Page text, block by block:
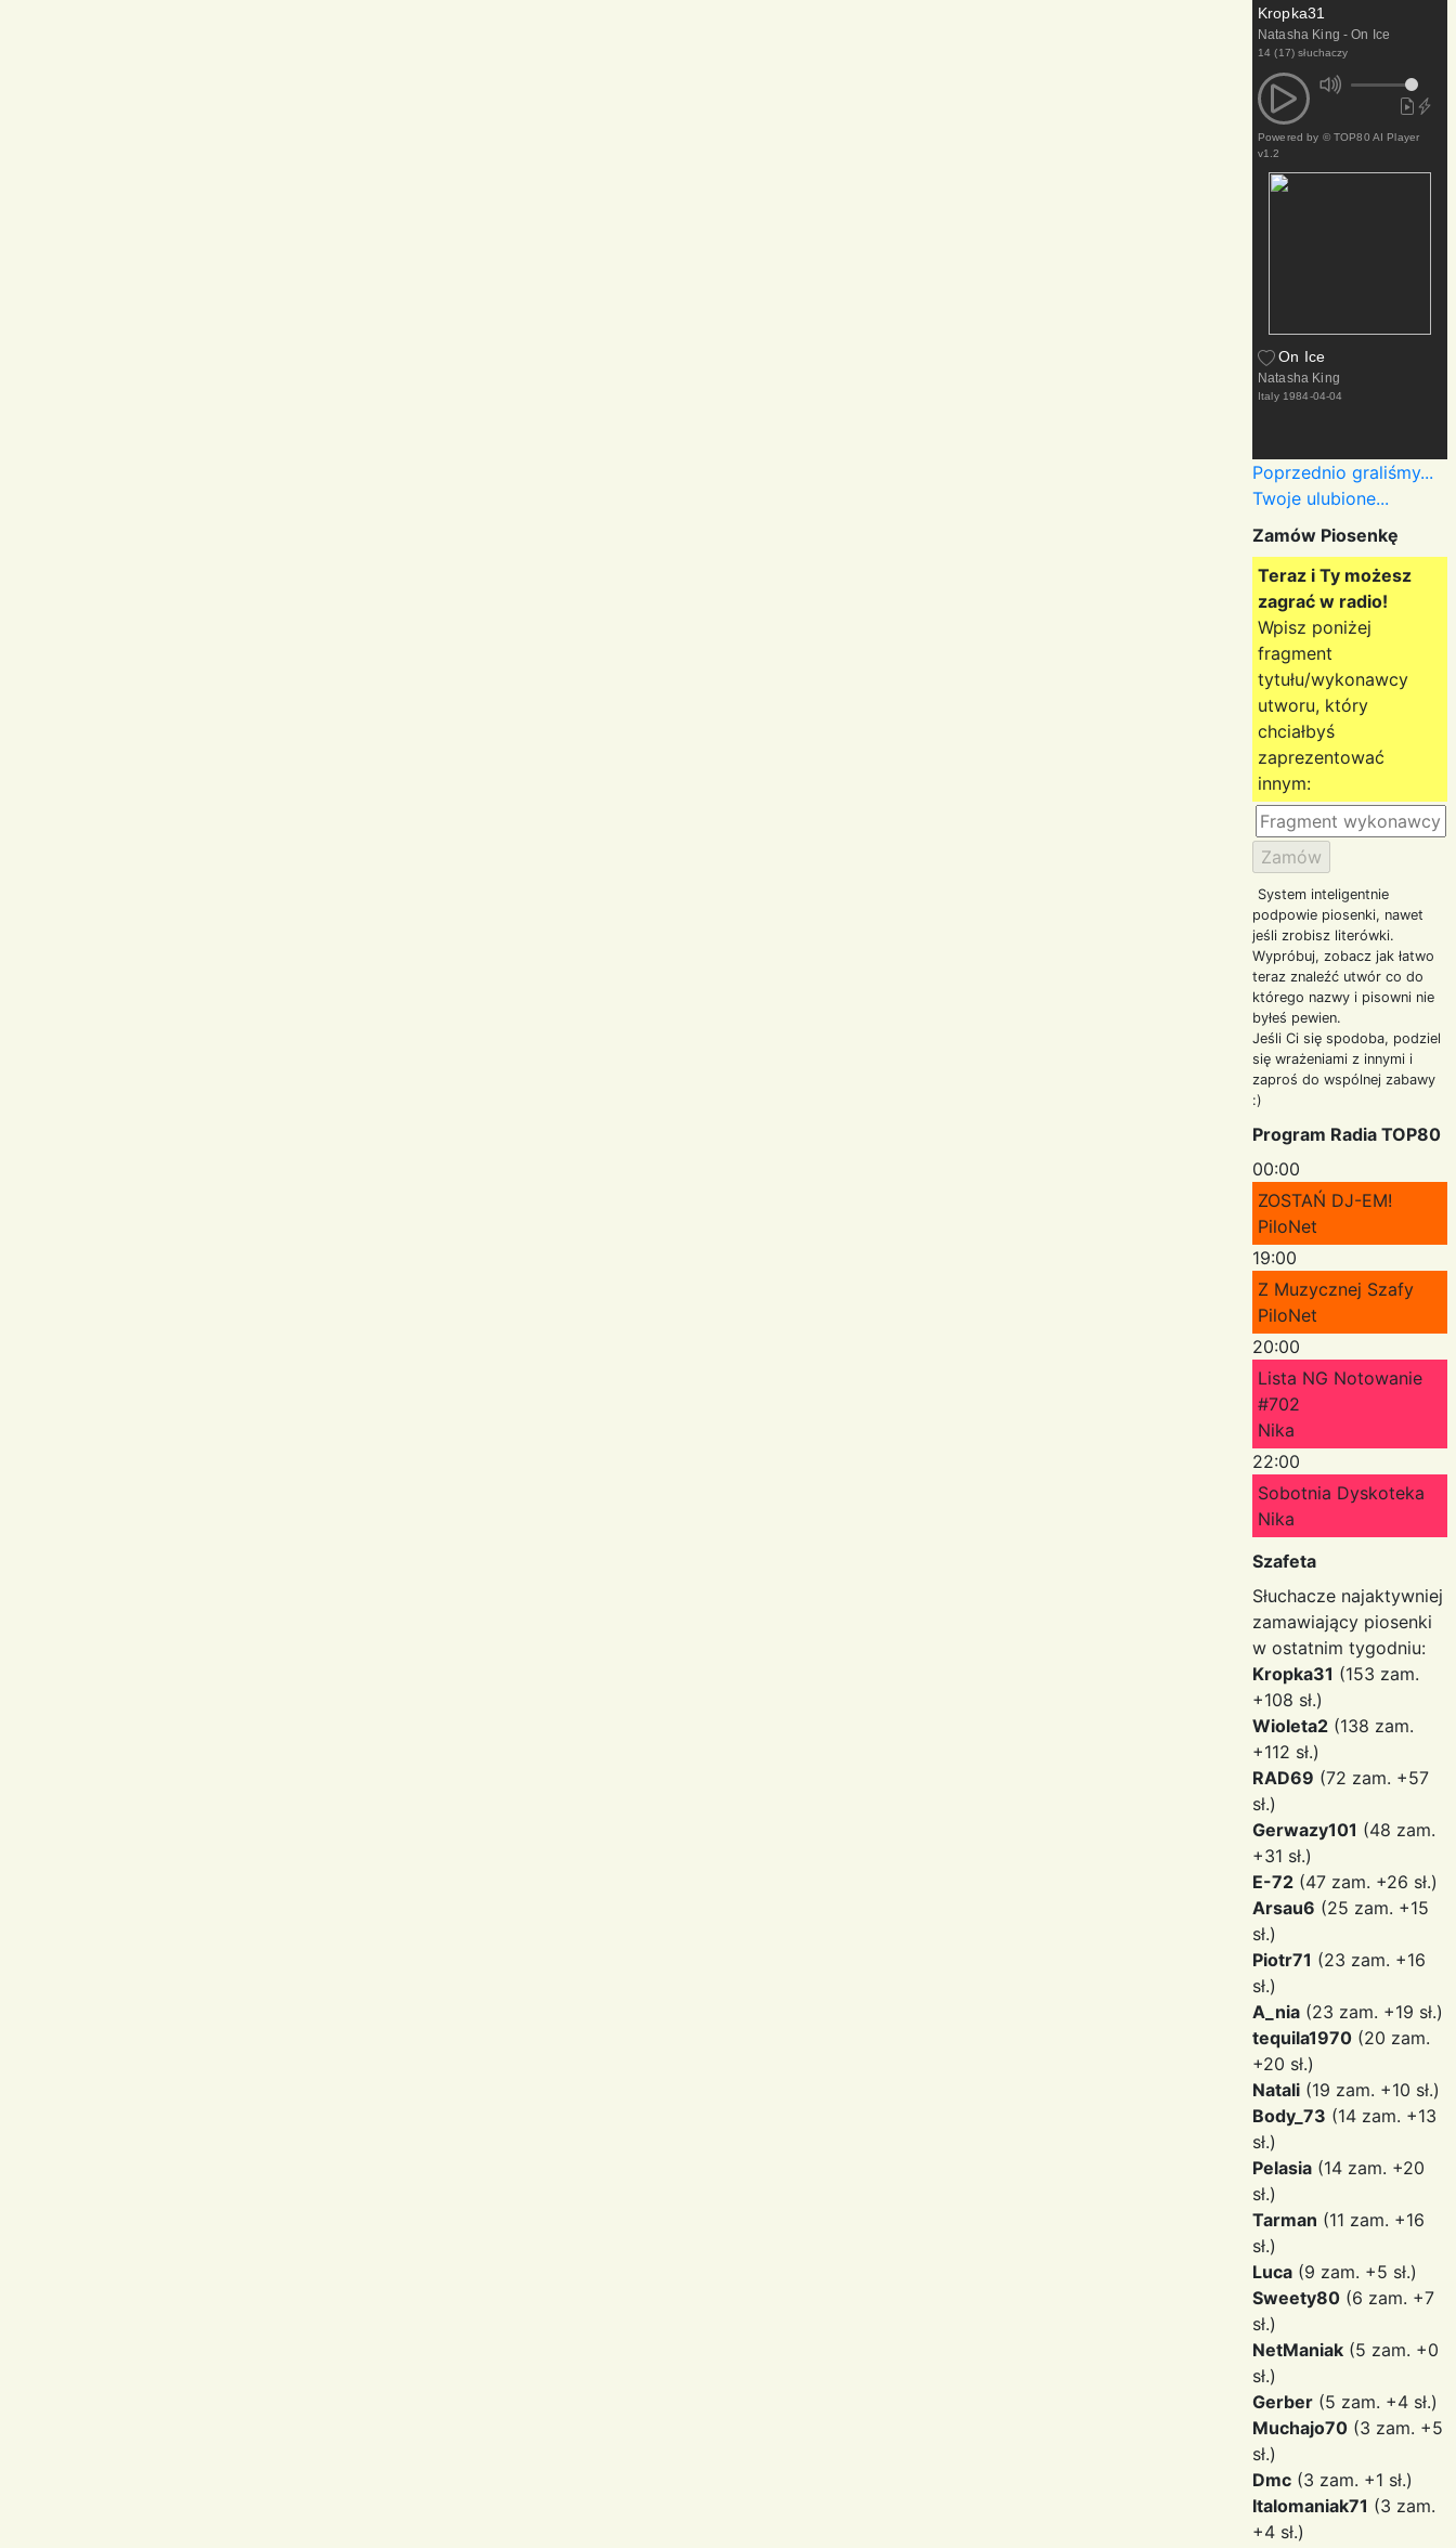
Kropka31
Natasha King - On Ice
14 (17) słuchaczy
Powered by © TOP80 AI Player
v1.2
On Ice
Natasha King
Italy 1984-04-04
Poprzednio graliśmy...
Twoje ulubione...
Zamów Piosenkę
Teraz i Ty możesz
zagrać w radio!
Wpisz poniżej
fragment
tytułu/wykonawcy
utworu, który
chciałbyś
zaprezentować
innym:
System inteligentnie
podpowie piosenki, nawet
jeśli zrobisz literówki.
Wypróbuj, zobacz jak łatwo
teraz znaleźć utwór co do
którego nazwy i pisowni nie
byłeś pewien.
Jeśli Ci się spodoba, podziel
się wrażeniami z innymi i
zaproś do wspólnej zabawy
:)
Program Radia TOP80
00:00
ZOSTAŃ DJ-EM!
PiloNet
19:00
Z Muzycznej Szafy
PiloNet
20:00
Lista NG Notowanie
#702
Nika
22:00
Sobotnia Dyskoteka
Nika
Szafeta
Słuchacze najaktywniej
zamawiający piosenki
w ostatnim tygodniu:
Kropka31 (153 zam.
+108 sł.)
Wioleta2 (138 zam.
+112 sł.)
RAD69 (72 zam. +57
sł.)
Gerwazy101 (48 zam.
+31 sł.)
E-72 (47 zam. +26 sł.)
Arsau6 (25 zam. +15
sł.)
Piotr71 (23 zam. +16
sł.)
A_nia (23 zam. +19 sł.)
tequila1970 (20 zam.
+20 sł.)
Natali (19 zam. +10 sł.)
Body_73 (14 zam. +13
sł.)
Pelasia (14 zam. +20
sł.)
Tarman (11 zam. +16
sł.)
Luca (9 zam. +5 sł.)
Sweety80 (6 zam. +7
sł.)
NetManiak (5 zam. +0
sł.)
Gerber (5 zam. +4 sł.)
Muchajo70 (3 zam. +5
sł.)
Dmc (3 zam. +1 sł.)
Italomaniak71 (3 zam.
+4 sł.)